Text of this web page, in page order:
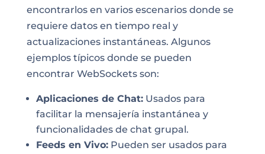
encontrarlos en varios escenarios donde se
requiere datos en tiempo real y
actualizaciones instantáneas. Algunos
ejemplos típicos donde se pueden
encontrar WebSockets son:
Aplicaciones de Chat:Usados para
facilitar la mensajería instantánea y
funcionalidades de chat grupal.
Feeds en Vivo:Pueden ser usados para